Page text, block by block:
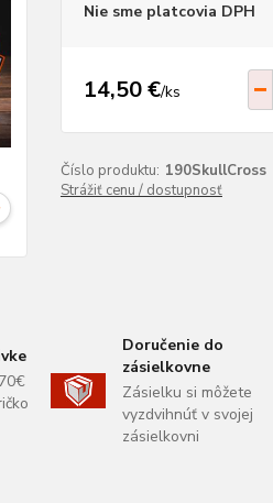
Nie sme platcovia DPH
14,50 €/ks
Číslo produktu: 190SkullCross
Strážiť cenu / dostupnosť
Doručenie do
zásielkovne
Zásielku si môžete
vyzdvihnúť v svojej
zásielkovni